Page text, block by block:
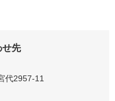
せ先
代2957-11